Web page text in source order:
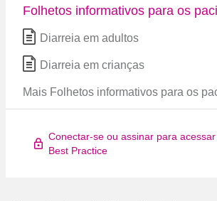
Folhetos informativos para os
Diarreia em adultos
Diarreia em crianças
Mais Folhetos informativos para os
Conectar-se ou assinar para
Best Practice